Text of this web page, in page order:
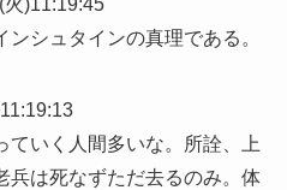
)11:19:45
シュタインの真理である。
ていく人間多いな。所詮、上
兵は死なずただ去るのみ。体